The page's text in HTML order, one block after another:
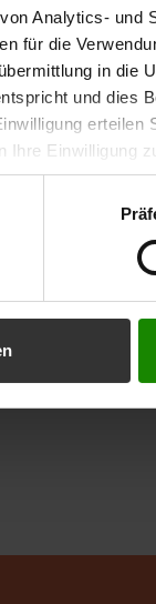
Analytics-
für die
in die
und dies
erteilen
Ihre Einwilligung
widerrufen.
erfolgten
September